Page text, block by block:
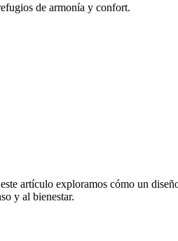
de armonía y confort.
artículo exploramos cómo un
y al bienestar.